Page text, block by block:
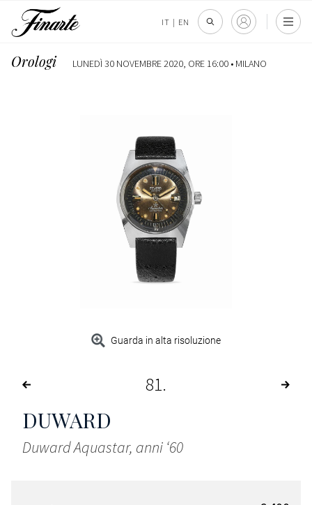
IT | EN
Orologi LUNEDÌ 30 NOVEMBRE 2020, ORE 16:00 • MILANO
Guarda in alta risoluzione
81
DUWARD
Duward Aquastar, anni ‘60